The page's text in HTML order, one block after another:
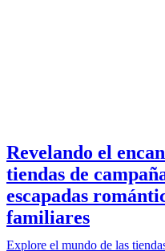
Revelando el
tiendas de
escapadas
familiares
Explore el mundo de las